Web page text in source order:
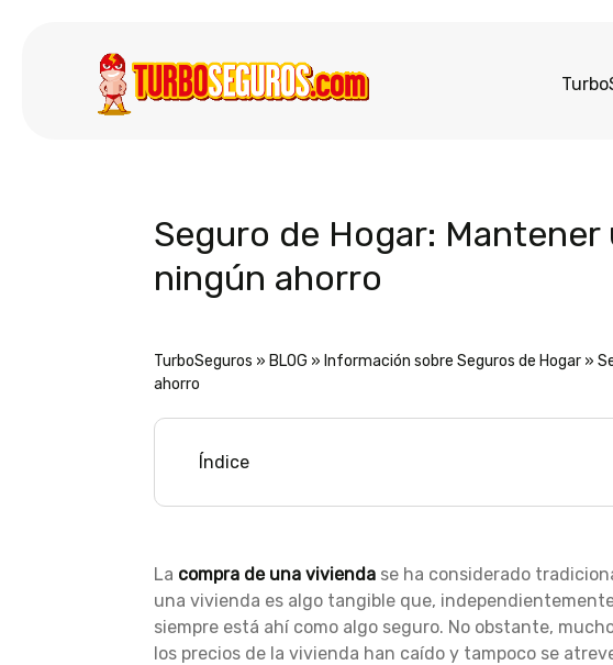
Seguro de Hogar:
ningún ahorro
TurboSeguros » BLOG » Información sobre Seguros de Hogar»
ahorro
Índice
La compra de una viviendase ha considerado
una vivienda es algo tangible que,
siempre está ahí como algo seguro. No obstante,
los precios de la vivienda han caído y tampoco se